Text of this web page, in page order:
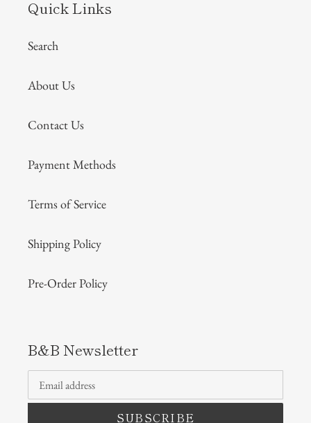
Quick Links
Search
About Us
Contact Us
Payment Methods
Terms of Service
Shipping Policy
Pre-Order Policy
B&B Newsletter
SUBSCRIBE